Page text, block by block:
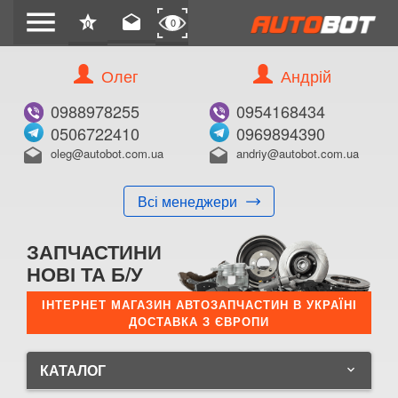
menu star
0 drafts 0
Олег
0988978255
0506722410
drafts oleg@autobot.com.ua
Всі менеджери
Андрій
0954168434
0969894390
drafts andriy@autobot.com.ua
ЗАПЧАСТИНИ
НОВІ ТА Б/У
ІНТЕРНЕТ МАГАЗИН АВТОЗАПЧАСТИН В УКРАЇНІ
ДОСТАВКА З ЄВРОПИ
КАТАЛОГ keyboard_arrow_down